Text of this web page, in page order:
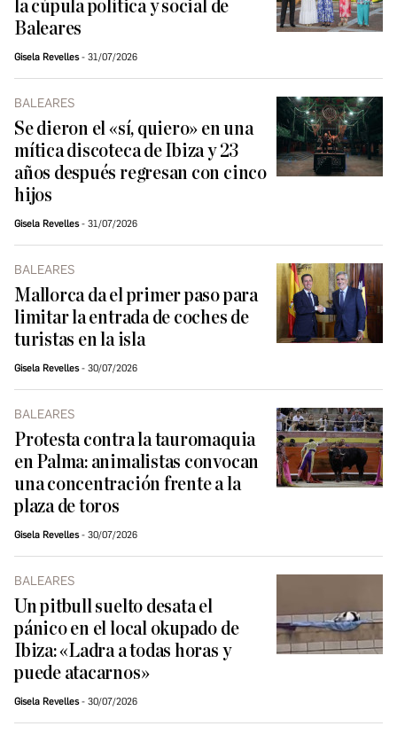
la cúpula política y social de
Baleares
Gisela Revelles 31/07/2026
BALEARES
Se dieron el «sí, quiero» en una
mítica discoteca de Ibiza y 23
años después regresan con cinco
hijos
Gisela Revelles 31/07/2026
BALEARES
Mallorca da el primer paso para
limitar la entrada de coches de
turistas en la isla
Gisela Revelles 30/07/2026
BALEARES
Protesta contra la tauromaquia
en Palma: animalistas convocan
una concentración frente a la
plaza de toros
Gisela Revelles 30/07/2026
BALEARES
Un pitbull suelto desata el
pánico en el local okupado de
Ibiza: «Ladra a todas horas y
puede atacarnos»
Gisela Revelles 30/07/2026